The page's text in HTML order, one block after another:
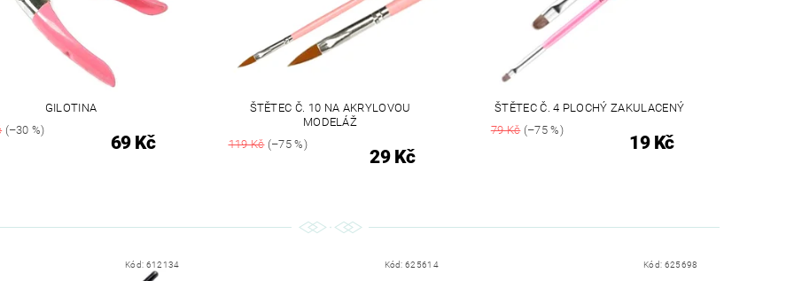
GILOTINA
(–30 %)
69 Kč
ŠTĚTEC Č. 10 NA AKRYLOVOU
MODELÁŽ
119 Kč(–75 %)
29 Kč
ŠTĚTEC Č. 4 PLOCHÝ ZAKULACENÝ
79 Kč(–75 %)
19 Kč
Kód: 612134 Kód:625614 Kód: 625698